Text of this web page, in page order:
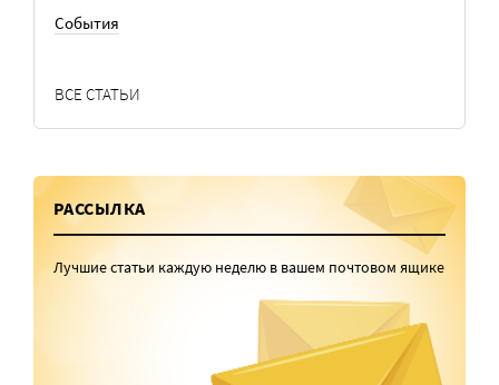
События
ВСЕ СТАТЬИ
РАССЫЛКА
Лучшие статьи каждую неделю в вашем почтовом ящике